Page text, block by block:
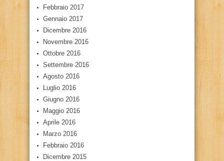
Febbraio 2017
Gennaio 2017
Dicembre 2016
Novembre 2016
Ottobre 2016
Settembre 2016
Agosto 2016
Luglio 2016
Giugno 2016
Maggio 2016
Aprile 2016
Marzo 2016
Febbraio 2016
Dicembre 2015